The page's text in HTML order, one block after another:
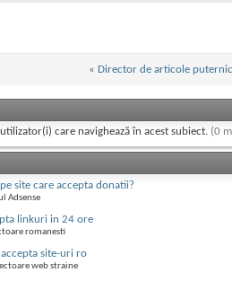
« Director de articole puternic
care navighează în acest subiect. (0
site care accepta donatii?
Adsense
linkuri in 24 ore
romanesti
site-uri ro
web straine